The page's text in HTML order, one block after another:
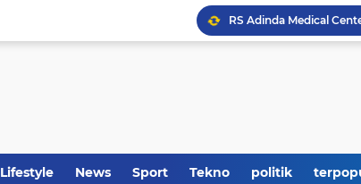
RS Adinda Medical
Polres Soppeng
Lifestyle News Sport Tekno politik